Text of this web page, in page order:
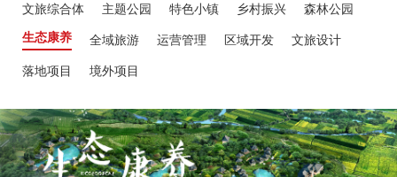
文旅综合体 主题公园 特色小镇 乡村振兴
森林公园
生态康养
全域旅游 运营管理 区域开发 文旅设计
落地项目 境外项目